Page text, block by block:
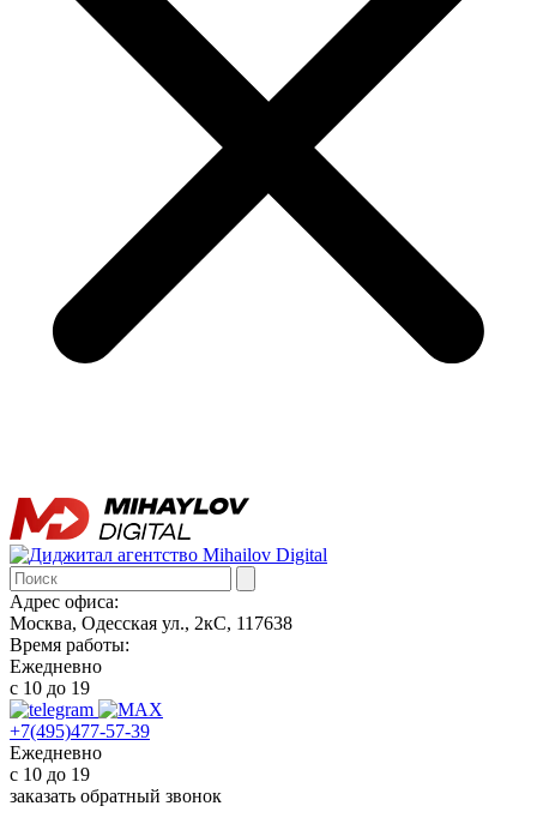
Адрес офиса:
Москва, Одесская ул., 2кС, 117638
Время работы:
Ежедневно
с 10 до 19
+7(495)477-57-39
Ежедневно
с 10 до 19
заказать обратный звонок